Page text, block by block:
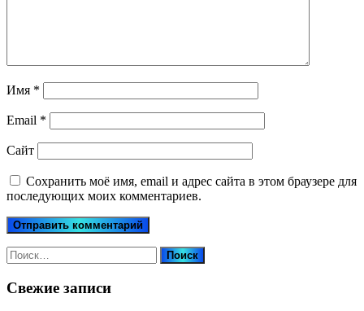
Имя *
Email *
Сайт
Сохранить моё имя, email и адрес сайта в этом браузере для
последующих моих комментариев.
Найти:
Свежие записи